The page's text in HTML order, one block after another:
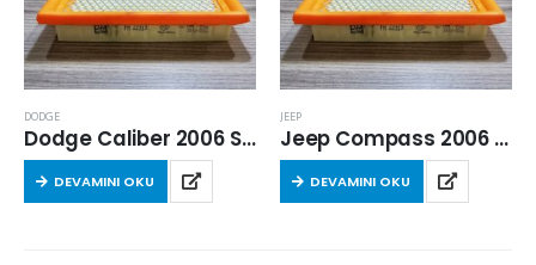
DODGE
Dodge Caliber 2006 Sonrası 2.0 Crd Hava Filtresi
DEVAMINI OKU
JEEP
Jeep Compass 2006 Sonrası 2.0 Crd Hava Filtresi
DEVAMINI OKU